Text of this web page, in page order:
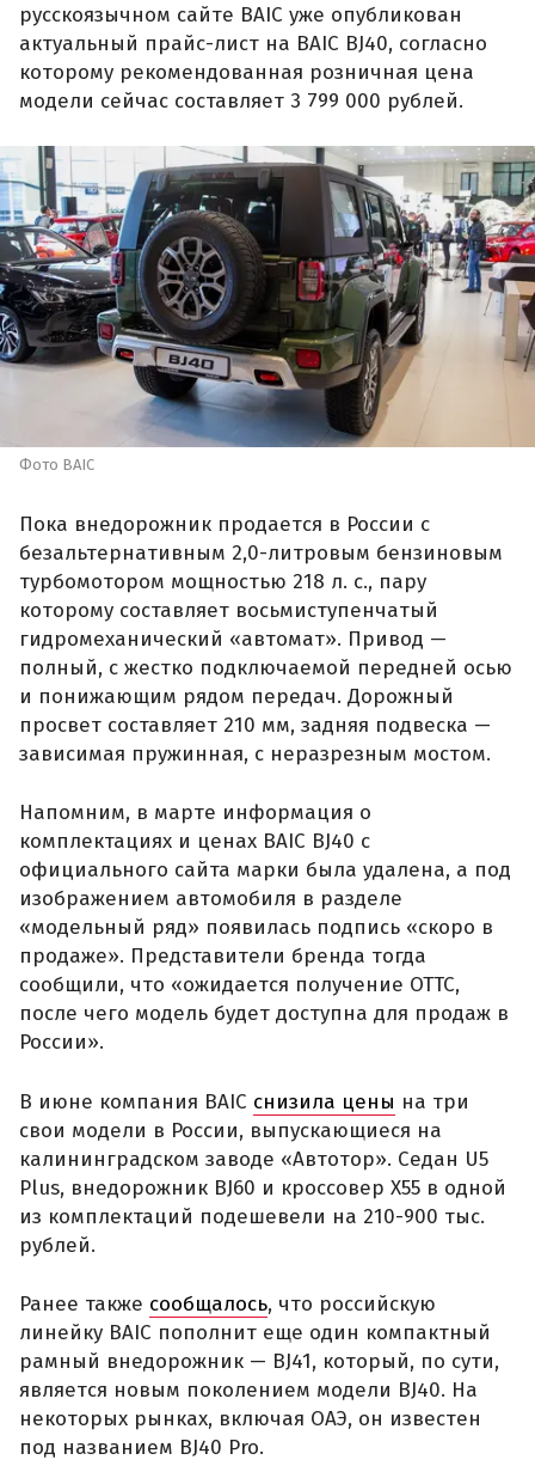
русскоязычном сайте BAIC уже опубликован
актуальный прайс-лист на BAIC BJ40, согласно
которому рекомендованная розничная цена
модели сейчас составляет 3 799 000 рублей.
Фото BAIC
Пока внедорожник продается в России с
безальтернативным 2,0-литровым бензиновым
турбомотором мощностью 218 л. с., пару
которому составляет восьмиступенчатый
гидромеханический «автомат». Привод —
полный, с жестко подключаемой передней осью
и понижающим рядом передач. Дорожный
просвет составляет 210 мм, задняя подвеска —
зависимая пружинная, с неразрезным мостом.
Напомним, в марте информация о
комплектациях и ценах BAIC BJ40 с
официального сайта марки была удалена, а под
изображением автомобиля в разделе
«модельный ряд» появилась подпись «скоро в
продаже». Представители бренда тогда
сообщили, что «ожидается получение ОТТС,
после чего модель будет доступна для продаж в
России».
В июне компания BAIC снизила цены на три
свои модели в России, выпускающиеся на
калининградском заводе «Автотор». Седан U5
Plus, внедорожник BJ60 и кроссовер X55 в одной
из комплектаций подешевели на 210-900 тыс.
рублей.
Ранее также сообщалось, что российскую
линейку BAIC пополнит еще один компактный
рамный внедорожник — BJ41, который, по сути,
является новым поколением модели BJ40. На
некоторых рынках, включая ОАЭ, он известен
под названием BJ40 Pro.